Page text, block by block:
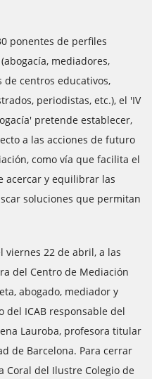
ponentes de perfiles
mediadores,
de centros educativos,
periodistas, etc.), el 'IV
pretende establecer,
a las acciones de futuro
como vía que facilita el
acercar y equilibrar las
soluciones que permitan
viernes 22 de abril, a las
del Centro de Mediación
abogado, mediador y
del ICAB responsable del
Lauroba, profesora titular
de Barcelona. Para cerrar
Coral del Ilustre Colegio de